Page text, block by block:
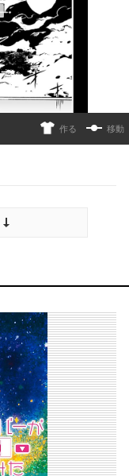
作る 移動